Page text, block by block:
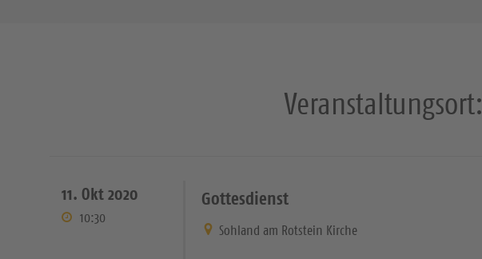
Veranstaltungsort:
11. Okt 2020
10:30
Gottesdienst
Sohland am Rotstein Kirche